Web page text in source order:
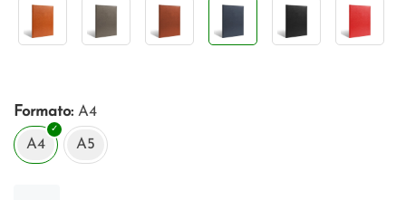
Formato A4
A4 A5